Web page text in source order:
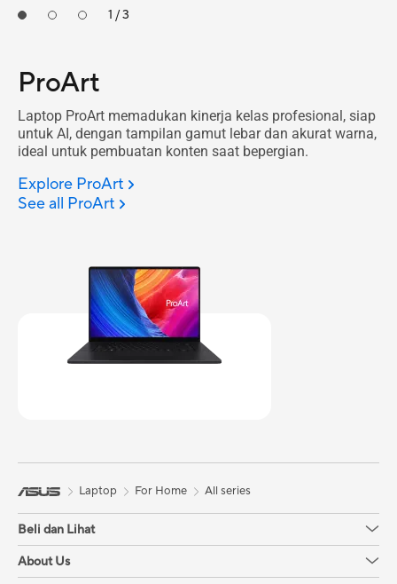
1 / 3
ProArt
Laptop ProArt memadukan kinerja kelas profesional, siap
untuk AI, dengan tampilan gamut lebar dan akurat warna,
ideal untuk pembuatan konten saat bepergian.
Explore ProArt
See all ProArt
Laptop For Home All series
Beli dan Lihat
About Us